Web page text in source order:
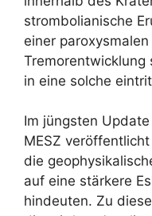
strombolianische
einer
Tremorentwicklung
in eine solche
Im jüngsten
MESZ
die
auf eine stärkere
hindeuten. Zu